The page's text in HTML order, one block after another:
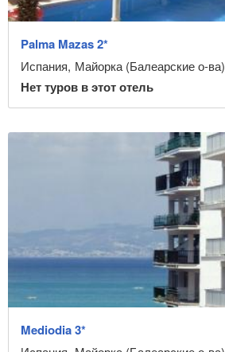
Palma Mazas 2*
Испания, Майорка (Балеарские о-ва)
Нет туров в этот отель
Mediodia 3*